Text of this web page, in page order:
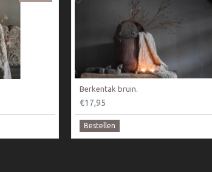
Berkentak bruin.
€17,95
Bestellen